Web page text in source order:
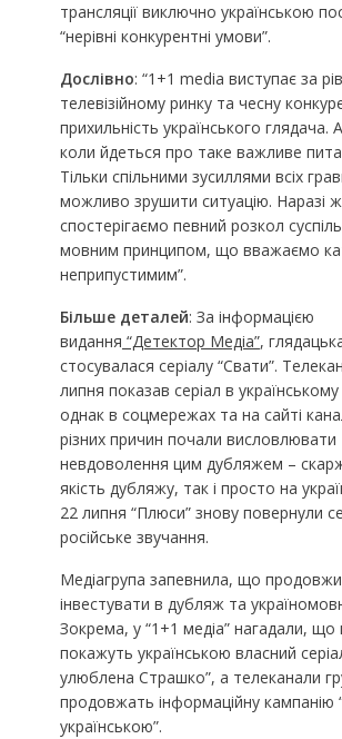
трансляції виключно українською
“нерівні конкурентні умови”.
Дослівно: “1+1 media виступає за
телевізійному ринку та чесну
прихильність українського глядача.
коли йдеться про таке важливе
Тільки спільними зусиллями всіх
можливо зрушити ситуацію. Наразі
спостерігаємо певний розкол
мовним принципом, що вважаємо
неприпустимим”.
Більше деталей: За інформацією
видання “Детектор Медіа”,
стосувалася серіалу “Свати”.
липня показав серіал в
однак в соцмережах та на сайті
різних причин почали висловлювати
невдоволення цим дубляжем –
якість дубляжу, так і просто на
22 липня “Плюси” знову повернули
російське звучання.
Медіагрупа запевнила, що
інвестувати в дубляж та
Зокрема, у “1+1 медіа” нагадали, що
покажуть українською власний
улюблена Страшко”, а телеканали
продовжать інформаційну кампанію
українською”.